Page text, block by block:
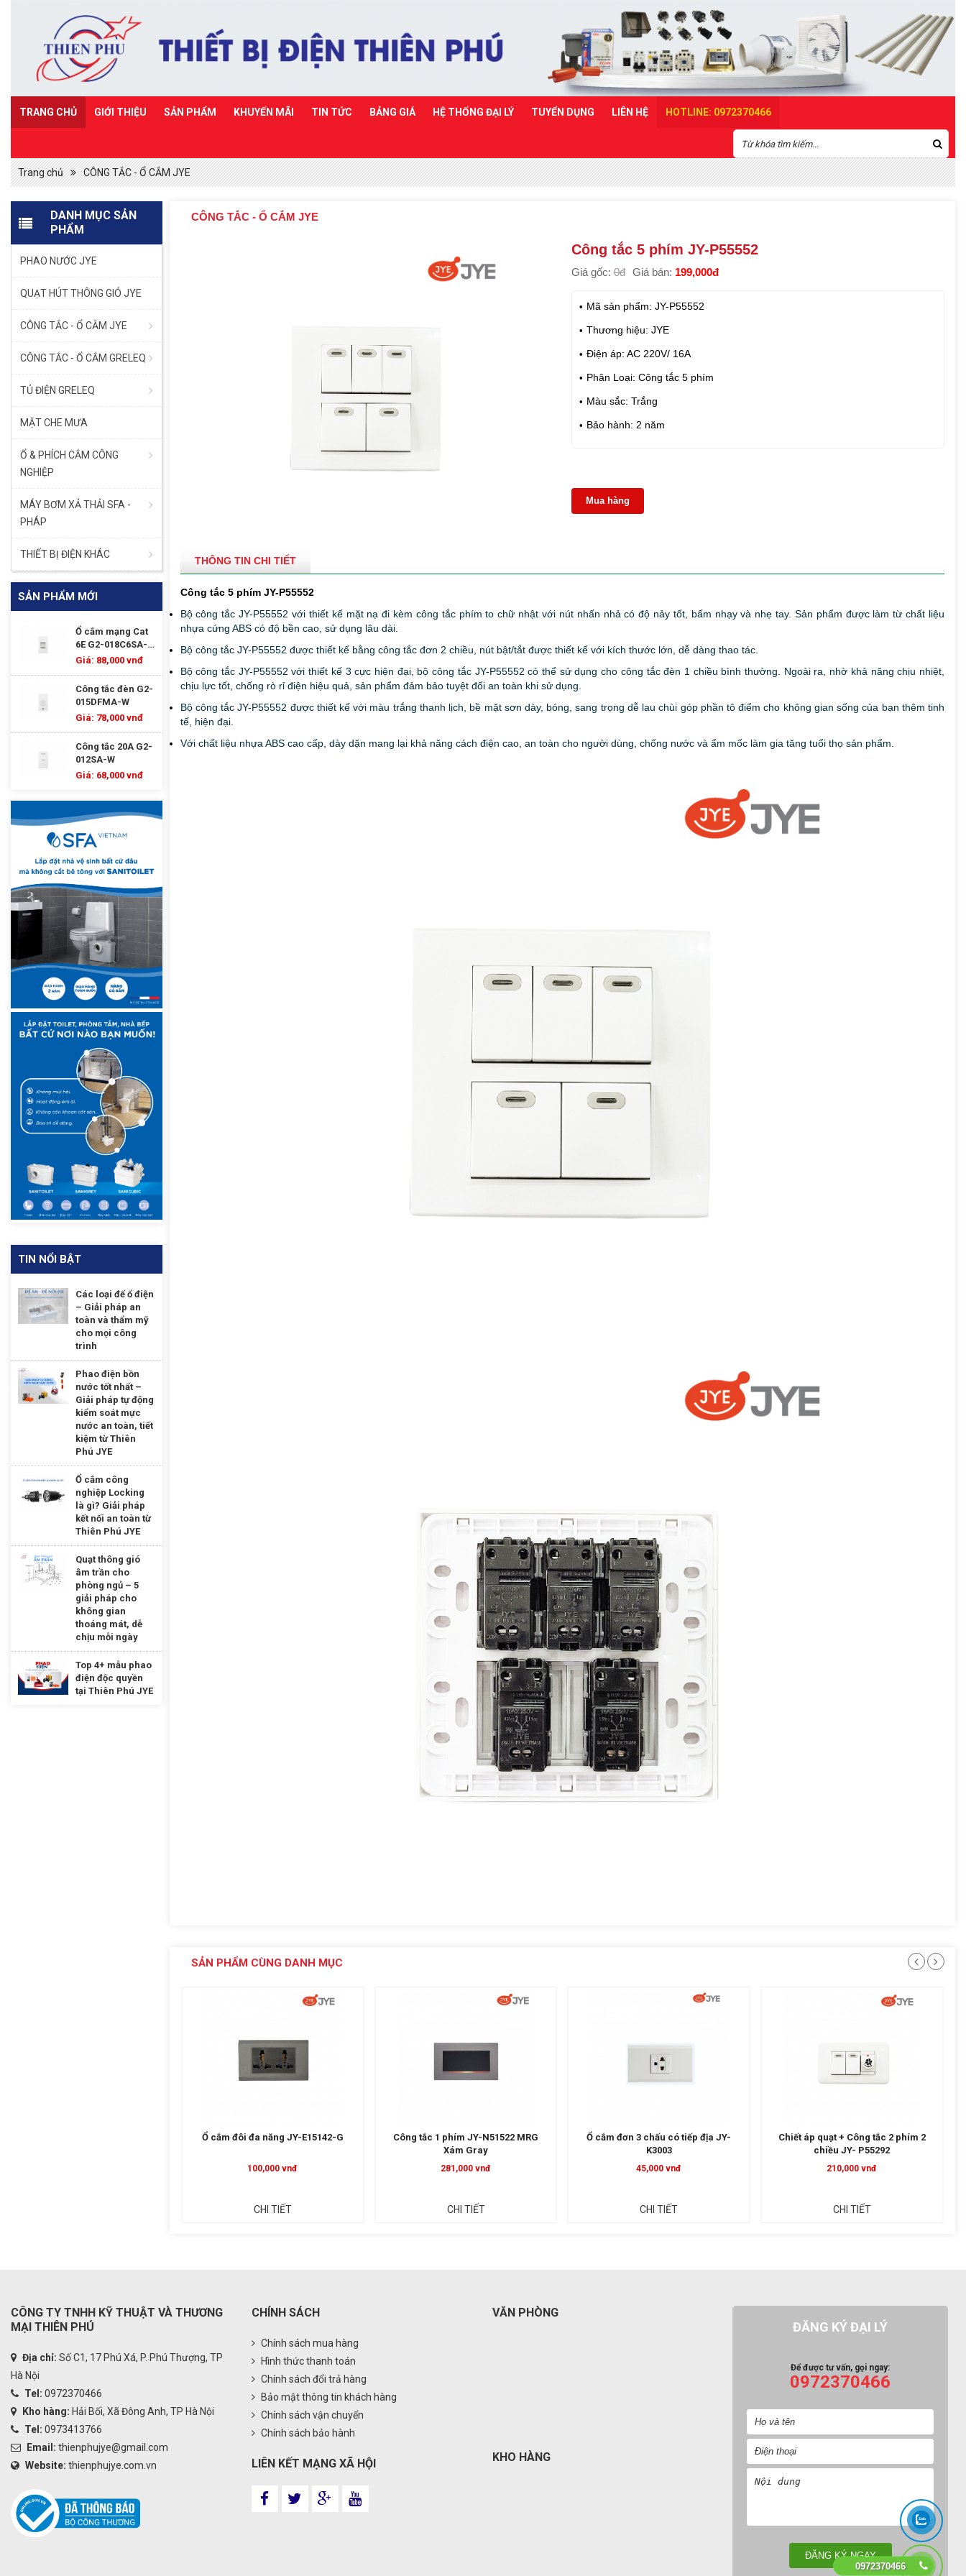
TRANG CHỦ GIỚI THIỆU SẢN PHẨM KHUYẾN MÃI TIN TỨC BẢNG GIÁ HỆ THỐNG ĐẠI LÝ TUYỂN DỤNG LIÊN HỆ HOTLINE: 0972370466
Trang chủ CÔNG TẮC - Ổ CẮM JYE
DANH MỤC SẢN
PHẨM
PHAO NƯỚC JYE
QUẠT HÚT THÔNG GIÓ JYE
CÔNG TẮC - Ổ CẮM JYE
CÔNG TẮC - Ổ CẮM GRELEQ
TỦ ĐIỆN GRELEQ
MẶT CHE MƯA
Ổ & PHÍCH CẮM CÔNG
NGHIỆP
MÁY BƠM XẢ THẢI SFA -
PHÁP
THIẾT BỊ ĐIỆN KHÁC
SẢN PHẨM MỚI
Ổ cắm mạng Cat
6E G2-018C6SA-
W
Giá: 88,000 vnđ
Công tắc đèn G2-
015DFMA-W
Giá: 78,000 vnđ
Công tắc 20A G2-
012SA-W
Giá: 68,000 vnđ
TIN NỔI BẬT
Các loại đế ổ điện
– Giải pháp an
toàn và thẩm mỹ
cho mọi công
trình
Phao điện bồn
nước tốt nhất –
Giải pháp tự động
kiểm soát mực
nước an toàn, tiết
kiệm từ Thiên
Phú JYE
Ổ cắm công
nghiệp Locking
là gì? Giải pháp
kết nối an toàn từ
Thiên Phú JYE
Quạt thông gió
âm trần cho
phòng ngủ – 5
giải pháp cho
không gian
thoáng mát, dễ
chịu mỗi ngày
Top 4+ mẫu phao
điện độc quyền
tại Thiên Phú JYE
CÔNG TẮC - Ổ CẮM JYE
Công tắc 5 phím JY-P55552
Giá gốc: 0đ Giá bán: 199,000đ
Mã sản phẩm: JY-P55552
Thương hiệu: JYE
Điện áp: AC 220V/ 16A
Phân Loại: Công tắc 5 phím
Màu sắc: Trắng
Bảo hành: 2 năm
Mua hàng
THÔNG TIN CHI TIẾT
Công tắc 5 phím JY-P55552
Bộ công tắc JY-P55552 với thiết kế mặt nạ đi kèm công tắc phím to chữ nhật với nút nhấn nhả có độ nảy tốt, bấm nhạy và nhẹ tay. Sản phẩm được làm từ chất liệu
nhựa cứng ABS có độ bền cao, sử dụng lâu dài.
Bộ công tắc JY-P55552 được thiết kế bằng công tắc đơn 2 chiều, nút bật/tắt được thiết kế với kích thước lớn, dễ dàng thao tác.
Bộ công tắc JY-P55552 với thiết kế 3 cực hiện đại, bộ công tắc JY-P55552 có thể sử dụng cho công tắc đèn 1 chiều bình thường
Ngoài ra, nhờ khả năng chịu nhiệt,
chịu lực tốt, chống rò rỉ điện hiệu quả, sản phẩm đảm bảo tuyệt đối an toàn khi sử dụng.
Bộ công tắc JY-P55552 được thiết kế với màu trắng thanh lịch, bề mặt sơn dày, bóng, sang trọng dễ lau chùi góp phần tô điểm cho không gian sống của bạn thêm tinh
tế, hiện đại.
Với chất liệu nhựa ABS cao cấp, dày dặn mang lại khả năng cách điện cao, an toàn cho người dùng, chống nước và ẩm mốc làm gia tăng tuổi thọ sản phẩm.
SẢN PHẨM CÙNG DANH MỤC
Ổ cắm đôi đa năng JY-E15142-G
100,000 vnđ
CHI TIẾT
Công tắc 1 phím JY-N51522 MRG
Xám Gray
281,000 vnđ
CHI TIẾT
Ổ cắm đơn 3 chấu có tiếp địa JY-
K3003
45,000 vnđ
CHI TIẾT
Chiết áp quạt + Công tắc 2 phím 2
chiều JY- P55292
210,000 vnđ
CHI TIẾT
CÔNG TY TNHH KỸ THUẬT VÀ THƯƠNG
MẠI THIÊN PHÚ
Địa chỉ: Số C1, 17 Phú Xá, P. Phú Thượng, TP
Hà Nội
Tel: 0972370466
Kho hàng: Hải Bối, Xã Đông Anh, TP Hà Nội
Tel: 0973413766
Email: thienphujye@gmail.com
Website: thienphujye.com.vn
CHÍNH SÁCH
Chính sách mua hàng
Hình thức thanh toán
Chính sách đổi trả hàng
Bảo mật thông tin khách hàng
Chính sách vận chuyển
Chính sách bảo hành
LIÊN KẾT MẠNG XÃ HỘI
VĂN PHÒNG
KHO HÀNG
ĐĂNG KÝ ĐẠI LÝ
Để được tư vấn, gọi ngay:
0972370466
0972370466